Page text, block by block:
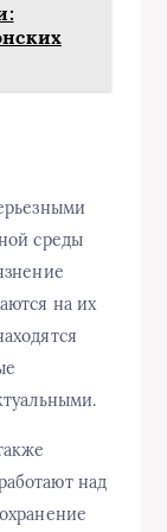
среды
на их
над